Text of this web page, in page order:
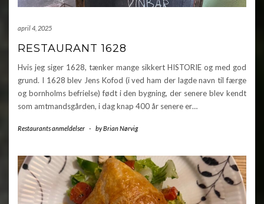
april 4, 2025
RESTAURANT 1628
Hvis jeg siger 1628, tænker mange sikkert HISTORIE og med god
grund. I 1628 blev Jens Kofod (i ved ham der lagde navn til færge
og bornholms befrielse) født i den bygning, der senere blev kendt
som amtmandsgården, i dag knap 400 år senere er…
Restaurants anmeldelser - byBrian Nørvig